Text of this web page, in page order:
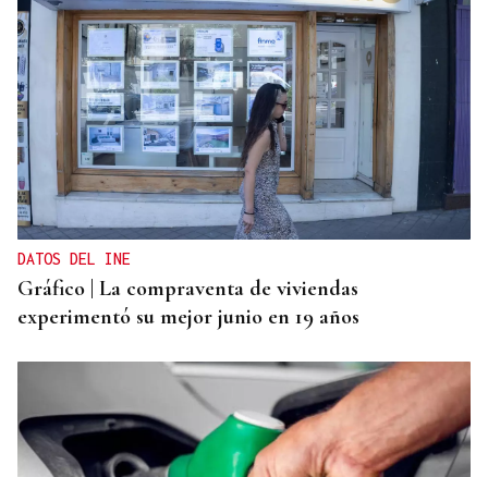
DATOS DEL INE
Gráfico | La compraventa de viviendas
experimentó su mejor junio en 19 años